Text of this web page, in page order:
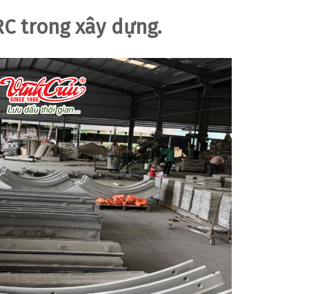
trong xây dựng.